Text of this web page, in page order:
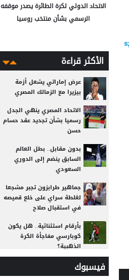
الاتحاد الدولي لكرة الطائرة يصدر موقفه
الرسمي بشأن منتخب روسيا
الأكثر قراءة
عرض إماراتي يشعل أزمة
بيزيرا مع الزمالك المصري
الاتحاد المصري ينهي الجدل
رسميا بشأن تجديد عقد حسام
حسن
بدون مقابل.. بطل العالم
السابق ينضم إلى الدوري
السعودي
جماهير طرابزون تجبر مشجعا
لغلطة سراي على خلع قميصه
في استقبال صلاح
بأرقام استثنائية.. هل يكون
كوبارسي مفاجأة الكرة
الذهبية؟
ضربة أوروبية.. مقترح إنفانتينو
يلقى رفضًا جديدًافيسبوك